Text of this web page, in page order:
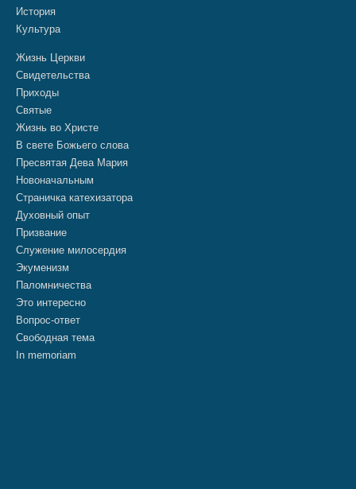
История
Культура
Жизнь Церкви
Свидетельства
Приходы
Святые
Жизнь во Христе
В свете Божьего слова
Пресвятая Дева Мария
Новоначальным
Страничка катехизатора
Духовный опыт
Призвание
Служение милосердия
Экуменизм
Паломничества
Это интересно
Вопрос-ответ
Свободная тема
In memoriam